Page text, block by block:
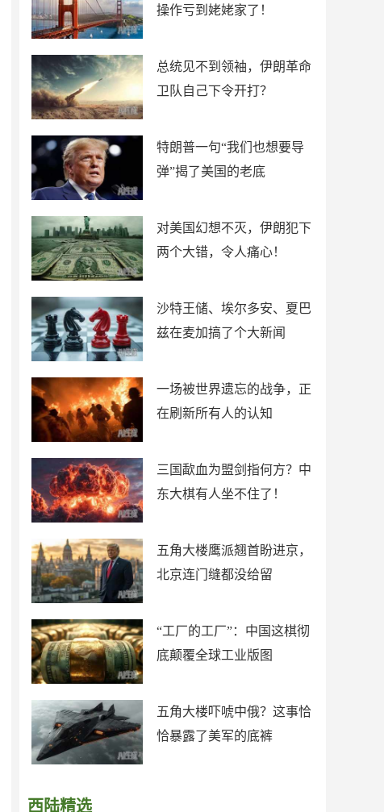
操作亏到姥姥家了！
总统见不到领袖，伊朗革命
卫队自己下令开打？
特朗普一句“我们也想要导
弹”揭了美国的老底
对美国幻想不灭，伊朗犯下
两个大错，令人痛心！
沙特王储、埃尔多安、夏巴
兹在麦加搞了个大新闻
一场被世界遗忘的战争，正
在刷新所有人的认知
三国歃血为盟剑指何方？中
东大棋有人坐不住了！
五角大楼鹰派翘首盼进京，
北京连门缝都没给留
“工厂的工厂”：中国这棋彻
底颠覆全球工业版图
五角大楼吓唬中俄？这事恰
恰暴露了美军的底裤
西陆精选